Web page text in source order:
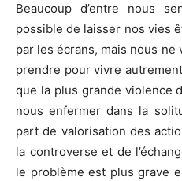
Beaucoup d’entre nous
possible de laisser nos vies
par les écrans, mais nous
prendre pour vivre
que la plus grande violence
nous enfermer dans la
part de valorisation des
la controverse et de
le problème est plus grave